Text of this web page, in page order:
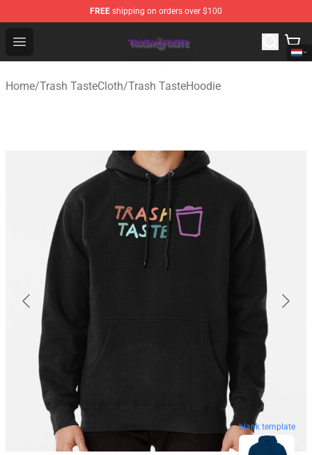
FREE shipping on orders over $100
Open menu
Trash Taste Shop - Official Trash Taste Merchandise
Home/Trash TasteCloth/Trash TasteHoodie
blank template